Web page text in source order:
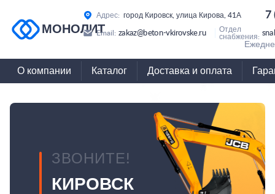
МОНОЛИТ
Адрес: город Кировск, улица Кирова, 41А 7
Email: zakaz@beton-vkirovske.ru
Отдел
снабжения:
О компании Каталог Доставка и оплата
ЗВОНИТЕ!
КИРОВСК